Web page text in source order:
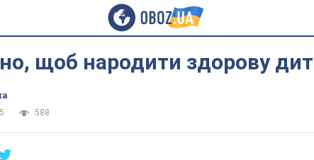
щоб народити здорову
588